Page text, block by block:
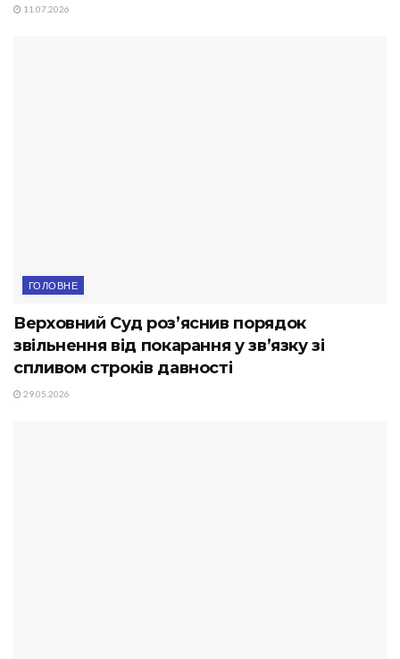
11.07.2026
ГОЛОВНЕ
Верховний Суд роз’яснив порядок
звільнення від покарання у зв’язку зі
спливом строків давності
29.05.2026